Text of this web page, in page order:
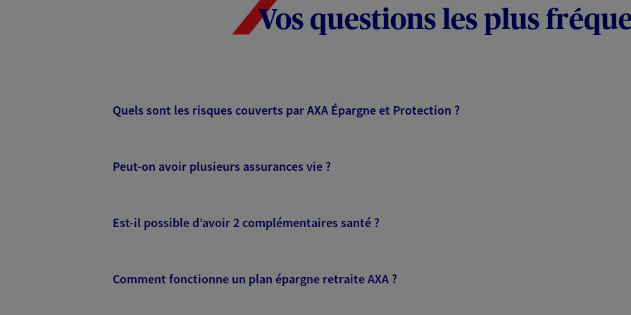
Vos questions les plus
Quels sont les risques couverts par AXA Épargne et Protection ?
Peut-on avoir plusieurs assurances vie ?
Est-il possible d’avoir 2 complémentaires santé ?
Comment fonctionne un plan épargne retraite AXA ?